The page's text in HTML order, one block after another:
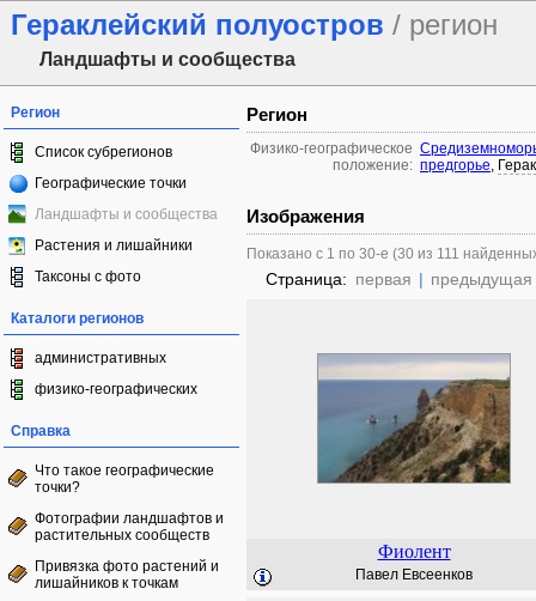
Гераклейский полуостров / регион
Ландшафты и сообщества
Регион
Список субрегионов
Географические точки
Ландшафты и сообщества
Растения и лишайники
Таксоны с фото
Каталоги регионов
административных
физико-географических
Справка
Что такое географические
точки?
Фотографии ландшафтов и
растительных сообществ
Привязка фото растений и
лишайников к точкам
Регион
Физико-географическое
положение: предгорье,
Изображения
Показано с 1 по 30-е (30 из 111
Страница: первая | предыдущая
Фиолент
Павел Евсеенков